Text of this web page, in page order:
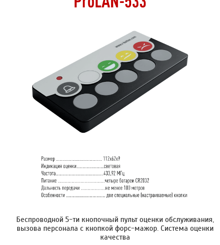
Беспроводной 5-ти кнопочный пульт оценки обслуживания,
вызова персонала с кнопкой форс-мажор. Cистема оценки
качества